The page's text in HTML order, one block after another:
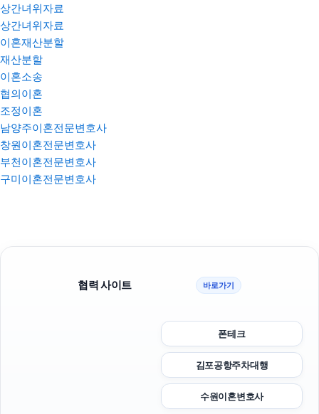
상간녀위자료
상간녀위자료
이혼재산분할
재산분할
이혼소송
협의이혼
조정이혼
남양주이혼전문변호사
창원이혼전문변호사
부천이혼전문변호사
구미이혼전문변호사
협력 사이트 바로가기
폰테크
김포공항주차대행
수원이혼변호사